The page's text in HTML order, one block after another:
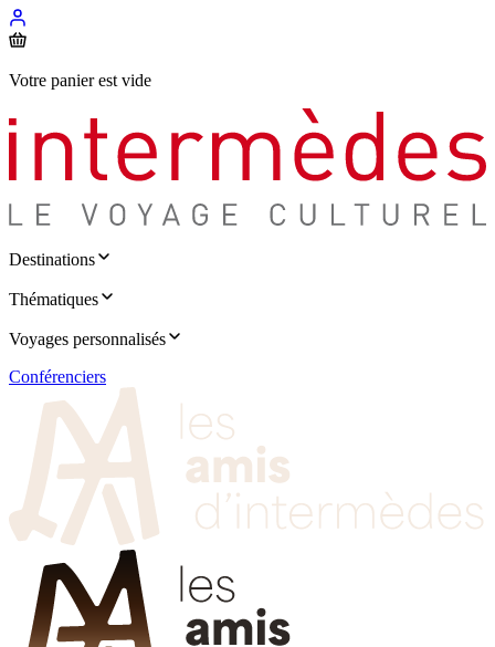
Votre panier est vide
Destinations
Thématiques
Voyages personnalisés
Conférenciers